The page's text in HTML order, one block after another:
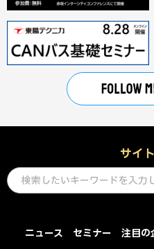
サイ
ニュース セミナー 注目の